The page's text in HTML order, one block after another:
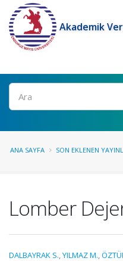
Akademik
Ara
ANA SAYFA SON EKLENEN
Lomber
DALBAYRAK S.,YILMAZ M.,